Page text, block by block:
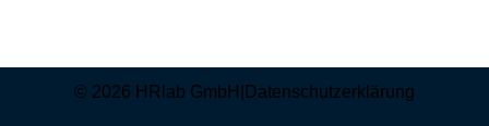
© 2026 HRlab GmbH Datenschutzerklärung